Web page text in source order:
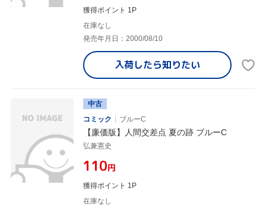
獲得ポイント 1P
在庫なし
発売年月日：2000/08/10
入荷したら知りたい
中古
コミック
ブルーC
【廉価版】人間交差点 夏の跡 ブルーC
弘兼憲史
¥110円
獲得ポイント 1P
在庫なし